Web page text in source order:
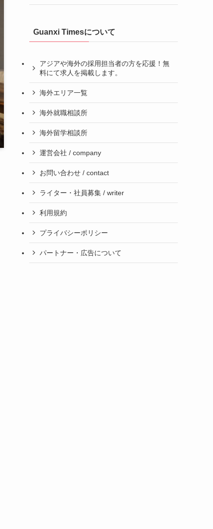
Guanxi Timesについて
アジアや海外の採用担当者の方を応援！無
料にて求人を掲載します。
海外エリア一覧
海外就職相談所
海外留学相談所
運営会社 / company
お問い合わせ / contact
ライター・社員募集 / writer
利用規約
プライバシーポリシー
パートナー・広告について